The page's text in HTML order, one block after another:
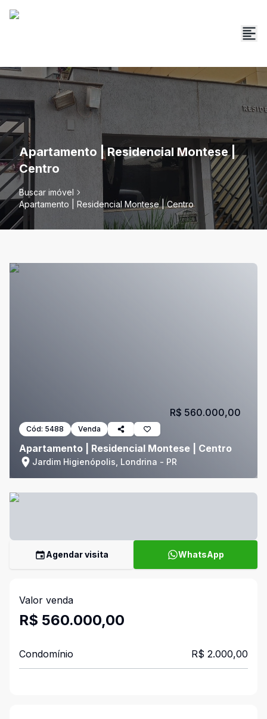
Apartamento | Residencial Montese |
Centro
Buscar imóvel
Apartamento | Residencial Montese | Centro
Cód: 5488 Venda
Apartamento | Residencial Montese | Centro
Jardim Higienópolis, Londrina - PR
R$ 560.000,00
Agendar visita WhatsApp
Valor venda
R$ 560.000,00
Condomínio R$ 2.000,00